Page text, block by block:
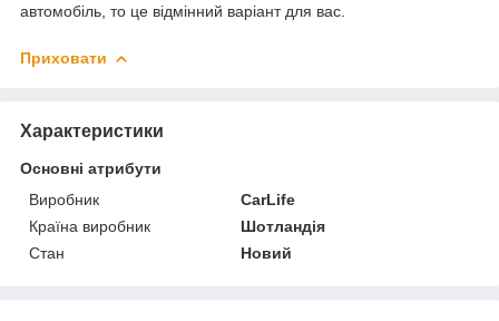
автомобіль, то це відмінний варіант для вас.
Приховати
Характеристики
Основні атрибути
Виробник
CarLife
Країна виробник
Шотландія
Стан
Новий